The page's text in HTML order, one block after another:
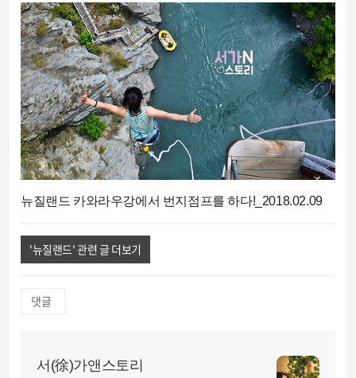
뉴질랜드 카와라우강에서 번지점프를 하다!_2018.02.09
'뉴질랜드' 관련 글 더보기
댓글
서(徐)가앤스토리